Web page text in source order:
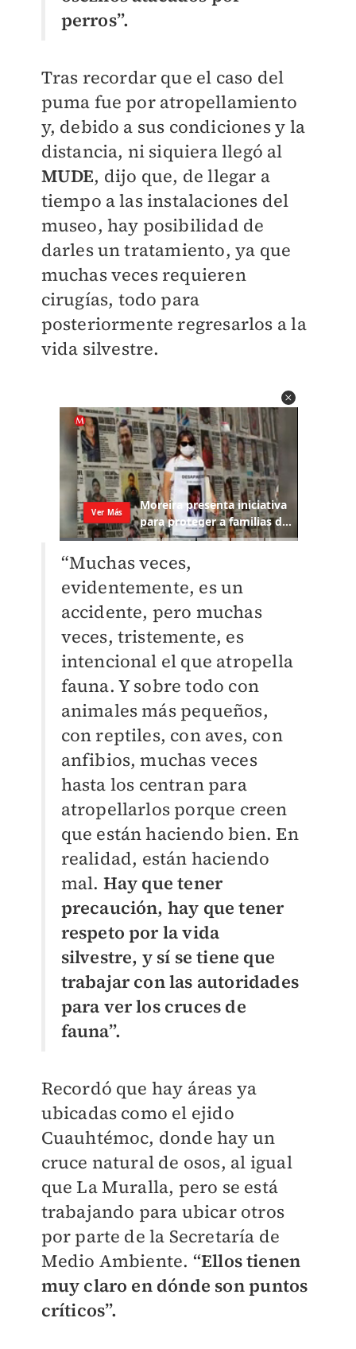
perros”.
Tras recordar que el caso del
puma fue por atropellamiento
y, debido a sus condiciones y la
distancia, ni siquiera llegó al
MUDE, dijo que, de llegar a
tiempo a las instalaciones del
museo, hay posibilidad de
darles un tratamiento, ya que
muchas veces requieren
cirugías, todo para
posteriormente regresarlos a la
vida silvestre.
“Muchas veces,
evidentemente, es un
accidente, pero muchas
veces, tristemente, es
intencional el que atropella
fauna. Y sobre todo con
animales más pequeños,
con reptiles, con aves, con
anfibios, muchas veces
hasta los centran para
atropellarlos porque creen
que están haciendo bien. En
realidad, están haciendo
mal. Hay que tener
precaución, hay que tener
respeto por la vida
silvestre, y sí se tiene que
trabajar con las autoridades
para ver los cruces de
fauna”.
Recordó que hay áreas ya
ubicadas como el ejido
Cuauhtémoc, donde hay un
cruce natural de osos, al igual
que La Muralla, pero se está
trabajando para ubicar otros
por parte de la Secretaría de
Medio Ambiente. “Ellos tienen
muy claro en dónde son puntos
críticos”.